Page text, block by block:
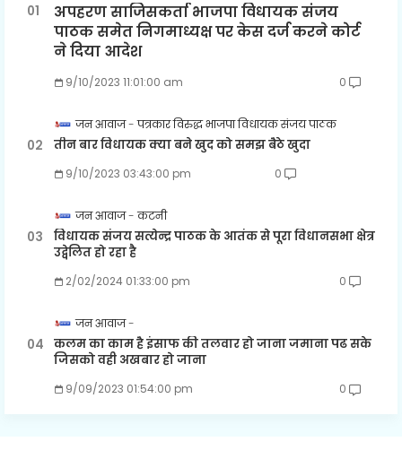
अपहरण साजिसकर्ता भाजपा विधायक संजय
पाठक समेत निगमाध्यक्ष पर केस दर्ज करने कोर्ट
ने दिया आदेश
9/10/2023 11:01:00 am 0
जन आवाज पत्रकार विरुद्ध भाजपा विधायक संजय पाठक
तीन बार विधायक क्या बने खुद को समझ बैठे खुदा
9/10/2023 03:43:00 pm 0
जन आवाज कटनी
विधायक संजय सत्येन्द्र पाठक के आतंक से पूरा विधानसभा क्षेत्र
उद्वेलित हो रहा है
2/02/2024 01:33:00 pm 0
जन आवाज
कलम का काम है इंसाफ की तलवार हो जाना जमाना पढ सके
जिसको वही अखबार हो जाना
9/09/2023 01:54:00 pm 0